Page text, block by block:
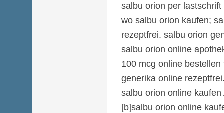
salbu orion per
wo salbu orion kaufen;
rezeptfrei. salbu orion
salbu orion online
100 mcg online
generika online
salbu orion online kaufen
[b]salbu orion online